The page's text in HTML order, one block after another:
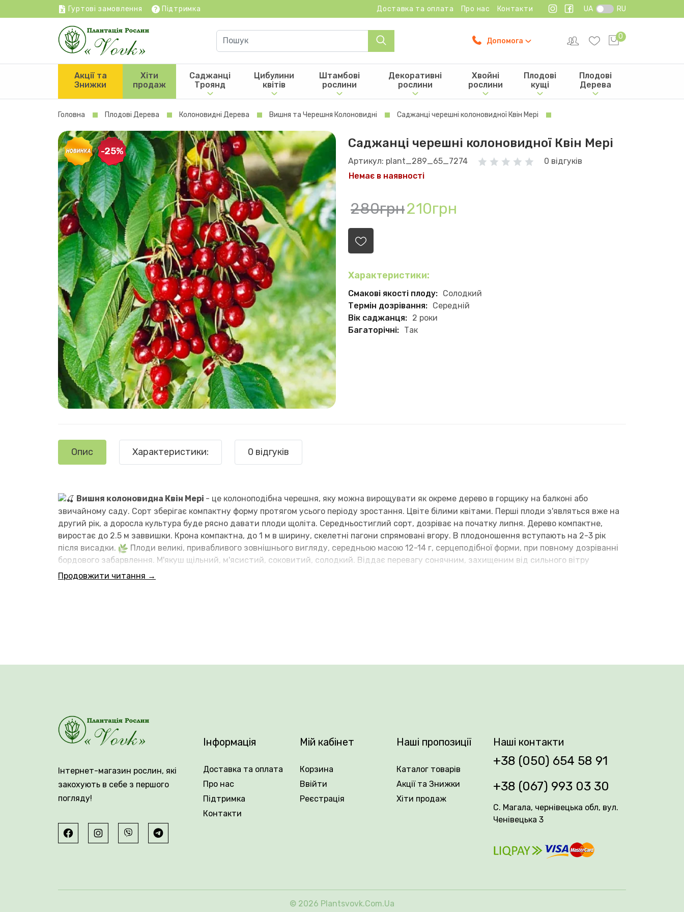
Гуртові замовлення Підтримка Доставка та оплата Про нас Контакти UA RU
Допомога
0
Акції та
Знижки
Хіти
продаж
Саджанці
Троянд
Цибулини
квітів
Штамбові
рослини
Декоративні
рослини
Хвойні
рослини
Плодові
кущі
Плодові
Дерева
Головна Плодові Дерева Колоновидні Дерева Вишня та Черешня Колоновидні Саджанці черешні колоновидної Квін Мері
-25%
Саджанці черешні колоновидної Квін Мері
Артикул: plant_289_65_7274
0 відгуків
Немає в наявності
280грн210грн
Характеристики:
Смакові якості плоду: Солодкий
Термін дозрівання: Середній
Вік саджанця: 2 роки
Багаторічні: Так
Опис Характеристики: 0 відгуків
Вишня колоновидна Квін Мері - це колоноподібна черешня, яку можна вирощувати як окреме дерево в горщику на балконі або
звичайному саду. Сорт зберігає компактну форму протягом усього періоду зростання. Цвіте білими квітами. Перші плоди з'являться вже на
другий рік, а доросла культура буде рясно давати плоди щоліта. Середньостиглий сорт, дозріває на початку липня. Дерево компактне,
виростає до 2.5 м заввишки. Крона компактна, до 1 м в ширину, скелетні пагони спрямовані вгору. В плодоношення вступають на 2-3 рік
після висадки.
Плоди великі, привабливого зовнішнього вигляду, середньою масою 12-14 г, серцеподібної форми, при повному дозріванні
бордового забарвлення. М'якуш щільний, м'ясистий, соковитий, солодкий. Віддає перевагу сонячним, захищеним від сильного вітру
ділянкам. Не вибаглива до ґрунтів, краще росте на суглинистих, родючих, зволожених ґрунтах. Висока морозостійкість, до - 26 °C. Для
Вік саджанця: 2 роки.
Продовжити читання →
Інтернет-магазин рослин, які
закохують в себе з першого
погляду!
Інформація
Доставка та оплата
Про нас
Підтримка
Контакти
Мій кабінет
Корзина
Ввійти
Реєстрація
Наші пропозиції
Каталог товарів
Акції та Знижки
Хіти продаж
Наші контакти
+38 (050) 654 58 91
+38 (067) 993 03 30
С. Магала, чернівецька обл, вул.
Ченівецька 3
© 2026 Plantsvovk.com.ua